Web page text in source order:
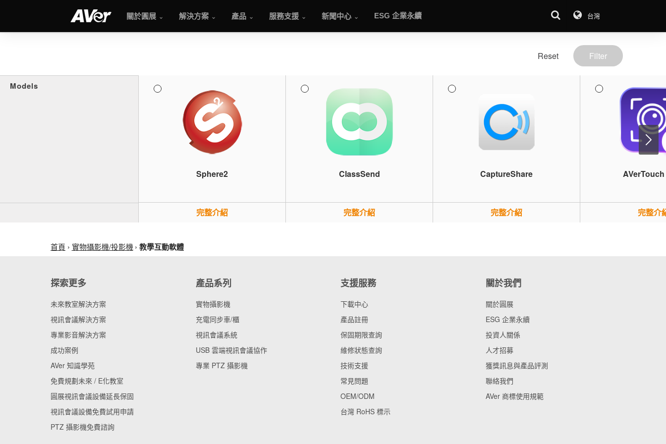
關於圓展 解決方案 產品 服務支援 新聞中心 ESG 企業永續 台灣
Reset Filter
Models
Sphere2
完整介紹
ClassSend
完整介紹
CaptureShare
完整介紹 完整介
首頁 實物攝影機/投影機 教學互動軟體
探索更多
未來教室解決方案
視訊會議解決方案
專業影音解決方案
成功案例
AVer 知識學苑
免費規劃未來 / E化教室
圓展視訊會議設備延長保固
視訊會議設備免費試用申請
PTZ 攝影機免費諮詢
產品系列
實物攝影機
充電同步車/櫃
視訊會議系統
USB 雲端視訊會議協作
專業 PTZ 攝影機
支援服務
下載中心
產品註冊
保固期限查詢
維修狀態查詢
技術支援
常見問題
OEM/ODM
台灣 RoHS 標示
關於我們
關於圓展
ESG 企業永續
投資人關係
人才招募
獲獎訊息與產品評測
聯絡我們
AVer 商標使用規範